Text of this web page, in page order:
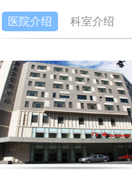
医院介绍 科室介绍